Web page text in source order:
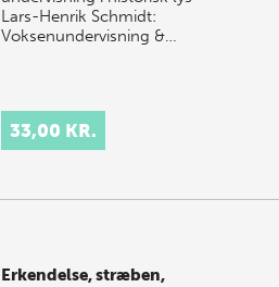
Lars-Henrik Schmidt:
Voksenundervisning &…
33,00 KR.
Erkendelse, stræben,